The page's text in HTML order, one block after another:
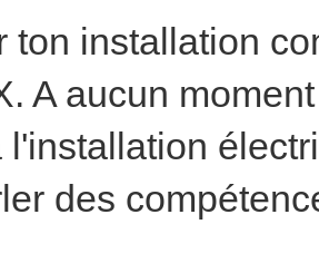
ton installation
A aucun
l'installation
des